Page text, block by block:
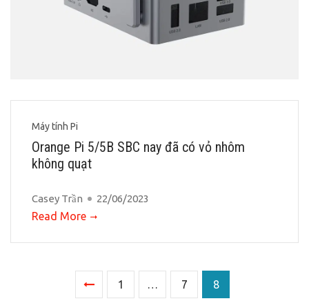
Máy tính Pi
Orange Pi 5/5B SBC nay đã có vỏ nhôm
không quạt
Casey Trần 22/06/2023
Read More
1 … 7 8